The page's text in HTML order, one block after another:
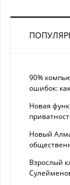
90%
ошибок:
Новая
Новый
Взрослый